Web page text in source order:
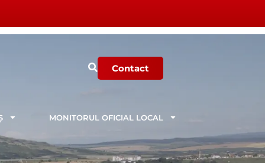
Contact
MONITORUL OFICIAL LOCAL